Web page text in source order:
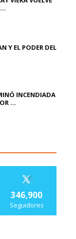
Y EL PODER DEL
INCENDIADA
...
346,900
Seguidores